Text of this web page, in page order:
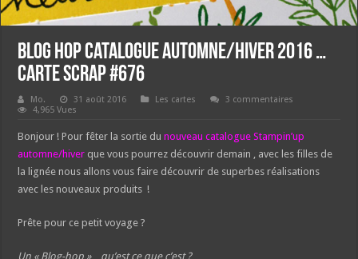
Blog Hop catalogue automne/hiver 2016 …
Carte Scrap #676
Mo. 31 août 2016 Les cartes
3 commentaires
4,965 Vues
Bonjour ! Pour fêter la sortie dunouveau catalogue Stampin’up
automne/hiver que vous pourrez découvrir demain , avec les filles de
la lignée nous allons vous faire découvrir de superbes réalisations
avec les nouveaux produits !
Prête pour ce petit voyage ?
Un « Blog-hop »…qu’est ce que c’est ?